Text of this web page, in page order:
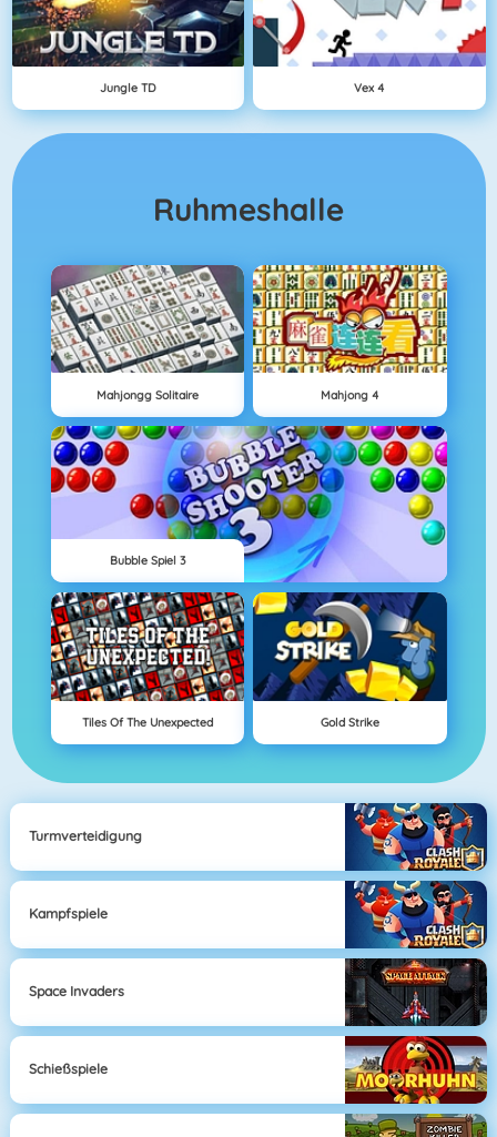
Jungle TD Vex 4
Ruhmeshalle
Mahjongg Solitaire Mahjong 4
Bubble Spiel 3
Tiles Of The Unexpected Gold Strike
Turmverteidigung
Kampfspiele
Space Invaders
Schießspiele